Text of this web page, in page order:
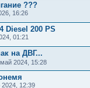
???
16:26
Diesel 200 PS
01:21
на ДВГ...
2024, 15:28
12:39